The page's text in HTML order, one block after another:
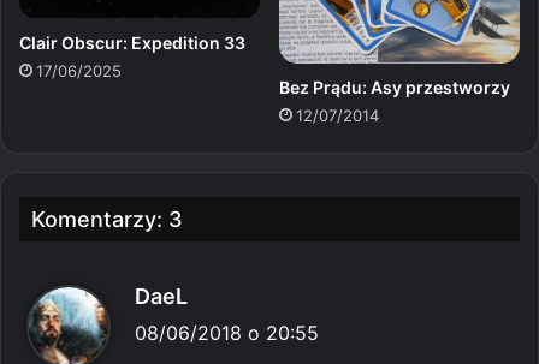
Clair Obscur: Expedition 33
17/06/2025
Bez Prądu: Asy przestworzy
12/07/2014
Komentarzy: 3
DaeL
i
08/06/2018 o 20:55